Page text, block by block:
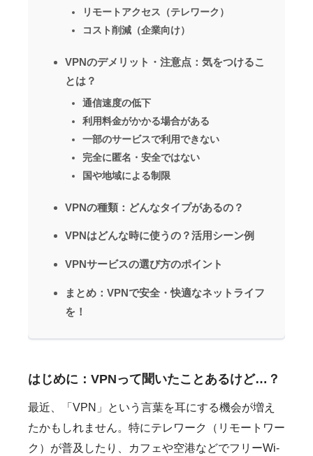
リモートアクセス（テレワーク）
コスト削減（企業向け）
VPNのデメリット・注意点：気をつけるこ
とは？
通信速度の低下
利用料金がかかる場合がある
一部のサービスで利用できない
完全に匿名・安全ではない
国や地域による制限
VPNの種類：どんなタイプがあるの？
VPNはどんな時に使うの？活用シーン例
VPNサービスの選び方のポイント
まとめ：VPNで安全・快適なネットライフ
を！
はじめに：VPNって聞いたことあるけど…？
最近、「VPN」という言葉を耳にする機会が増え
たかもしれません。特にテレワーク（リモートワー
ク）が普及したり、カフェや空港などでフリーWi-